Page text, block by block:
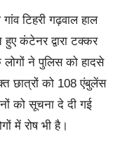
टिहरी गढ़वाल हाल
कंटेनर द्वारा टक्कर
ने पुलिस को हादसे
छात्रों को 108 एंबुलेंस
को सूचना दे दी गई
में रोष भी है।